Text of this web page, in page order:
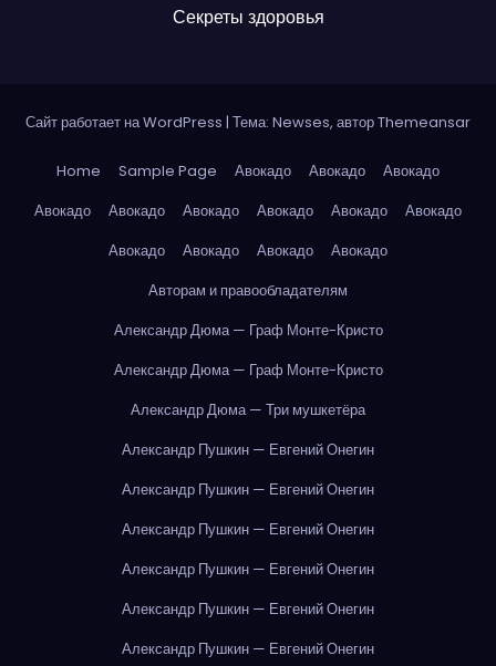
Секреты здоровья
Сайт работает на WordPress | Тема: Newses, авторThemeansar
Home Sample Page Авокадо Авокадо
Авокадо
Авокадо
Авокадо Авокадо Авокадо Авокадо
Авокадо
Авокадо
Авокадо Авокадо
Авокадо
Авторам и правообладателям
Александр Дюма — Граф Монте-Кристо
Александр Дюма — Граф Монте-Кристо
Александр Дюма — Три мушкетёра
Александр Пушкин — Евгений Онегин
Александр Пушкин — Евгений Онегин
Александр Пушкин — Евгений Онегин
Александр Пушкин — Евгений Онегин
Александр Пушкин — Евгений Онегин
Александр Пушкин — Евгений Онегин